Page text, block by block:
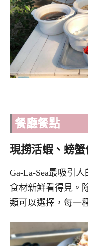
餐廳餐點
現撈活蝦、螃蟹
Ga-La-Sea最吸引
食材新鮮看得見。
類可以選擇，每一